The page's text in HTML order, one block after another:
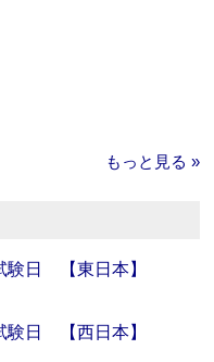
もっと見る »
日 【東日本】
日 【西日本】